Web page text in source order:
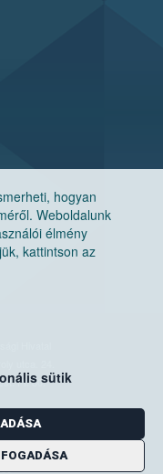
hogyan
Weboldalunk
élmény
kattintson az
sütik
Hivatal
Pf. 30.